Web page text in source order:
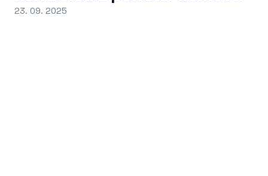
23. 09. 2025